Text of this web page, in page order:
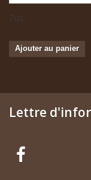
Zizi...
Ajouter au panier
Lettre